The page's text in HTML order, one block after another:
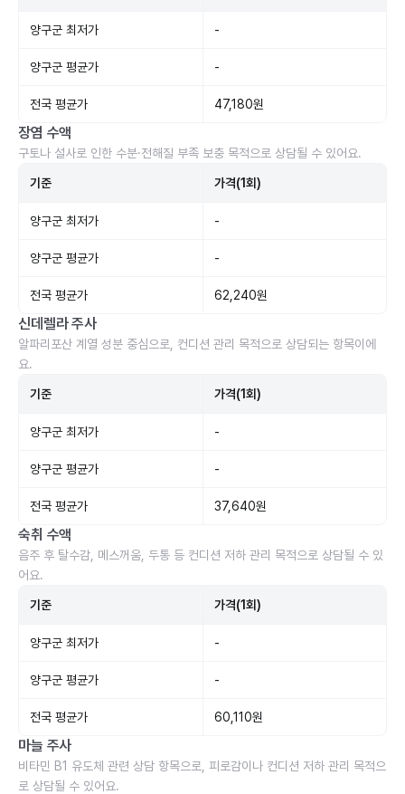
양구군 최저가 -
양구군 평균가 -
전국 평균가 47,180원
장염 수액
구토나 설사로 인한 수분·전해질 부족 보충 목적으로 상담될 수 있어요.
기준 가격(1회)
양구군 최저가 -
양구군 평균가 -
전국 평균가 62,240원
신데렐라 주사
알파리포산 계열 성분 중심으로, 컨디션 관리 목적으로 상담되는 항목이에
요.
기준 가격(1회)
양구군 최저가 -
양구군 평균가 -
전국 평균가 37,640원
숙취 수액
음주 후 탈수감, 메스꺼움, 두통 등 컨디션 저하 관리 목적으로 상담될 수 있
어요.
기준 가격(1회)
양구군 최저가 -
양구군 평균가 -
전국 평균가 60,110원
마늘 주사
비타민 B1 유도체 관련 상담 항목으로, 피로감이나 컨디션 저하 관리 목적으
로 상담될 수 있어요.